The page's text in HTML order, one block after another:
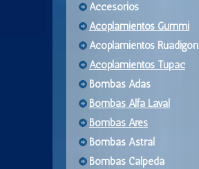
Accesorios
Acoplamientos Gummi
Acoplamientos Ruadigon
Acoplamientos Tupac
Bombas Adas
Bombas Alfa Laval
Bombas Ares
Bombas Astral
Bombas Calpeda